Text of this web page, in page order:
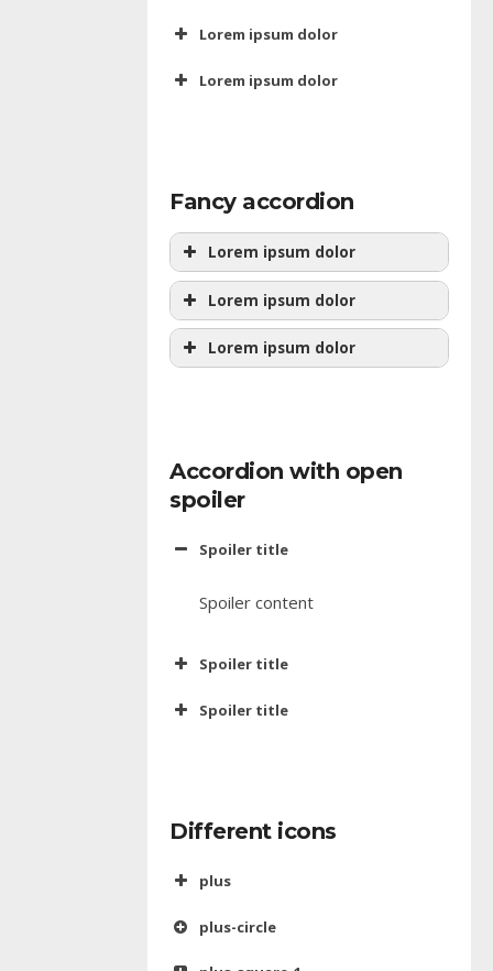
Lorem ipsum dolor
Lorem ipsum dolor
Fancy accordion
Lorem ipsum dolor
Lorem ipsum dolor
Lorem ipsum dolor
Accordion with open
spoiler
Spoiler title
Spoiler content
Spoiler title
Spoiler title
Different icons
plus
plus-circle